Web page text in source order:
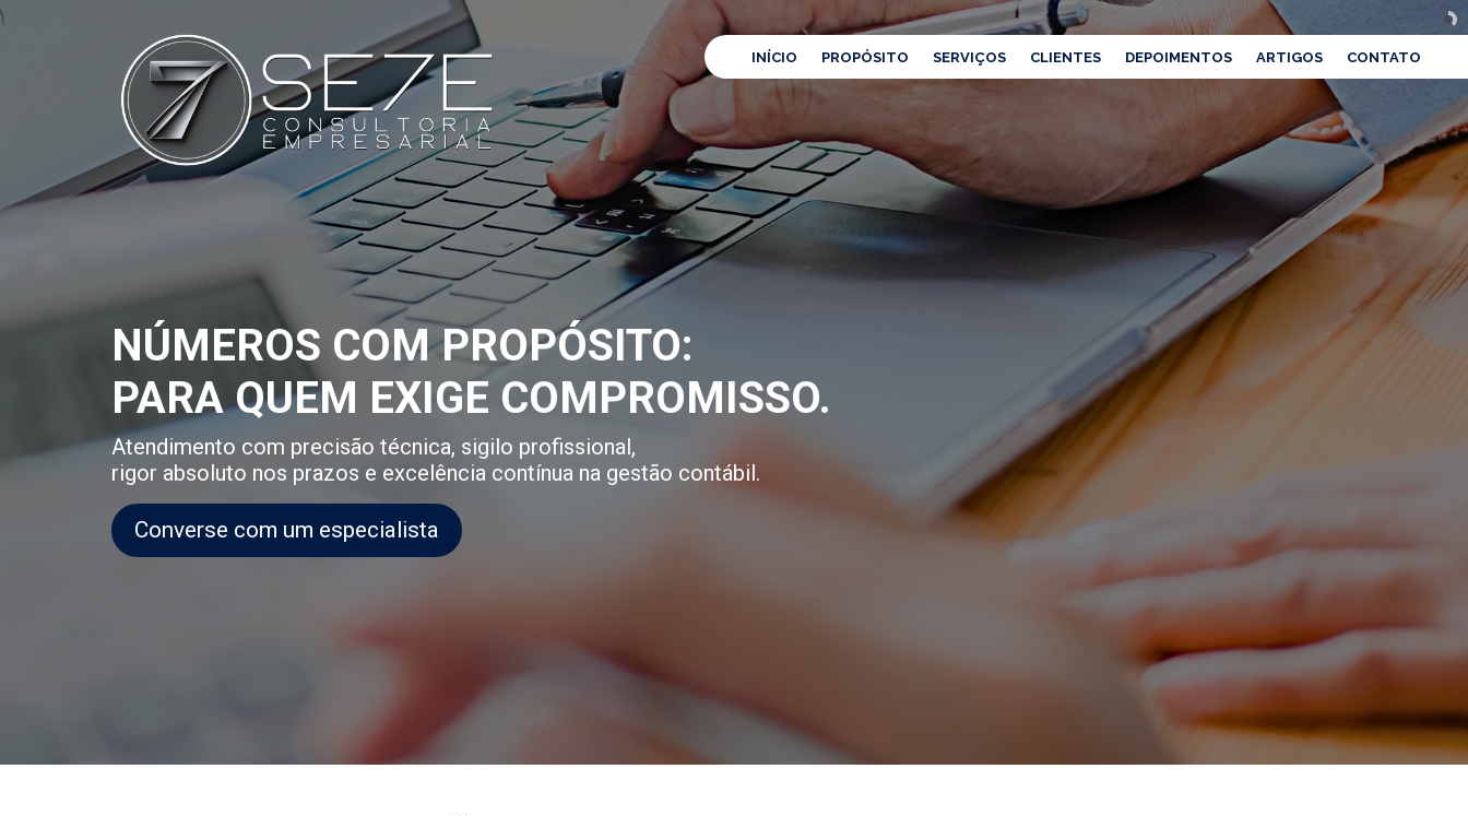
INÍCIO PROPÓSITO SERVIÇOS CLIENTES DEPOIMENTOS ARTIGOS CONTATO
NÚMEROS COM PROPÓSITO:
PARA QUEM EXIGE COMPROMISSO.
Atendimento com precisão técnica, sigilo profissional,
rigor absoluto nos prazos e excelência contínua na gestão contábil.
Converse com um especialista